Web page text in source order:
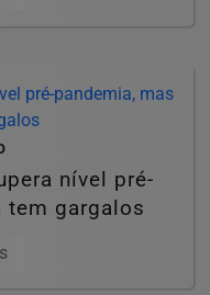
nível pré-
tem gargalos